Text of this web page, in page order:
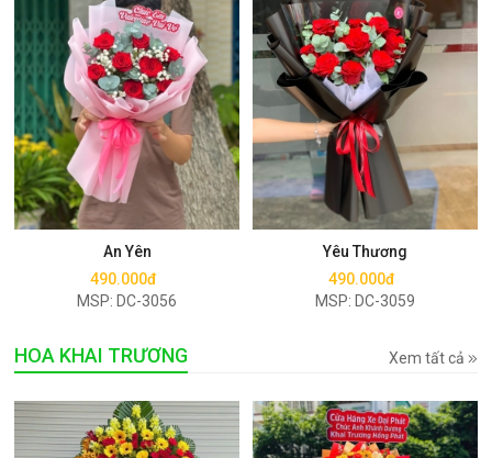
An Yên
490.000đ
MSP: DC-3056
Mua ngay
Yêu Thương
490.000đ
MSP: DC-3059
Mua ngay
HOA KHAI TRƯƠNG Xem tất cả